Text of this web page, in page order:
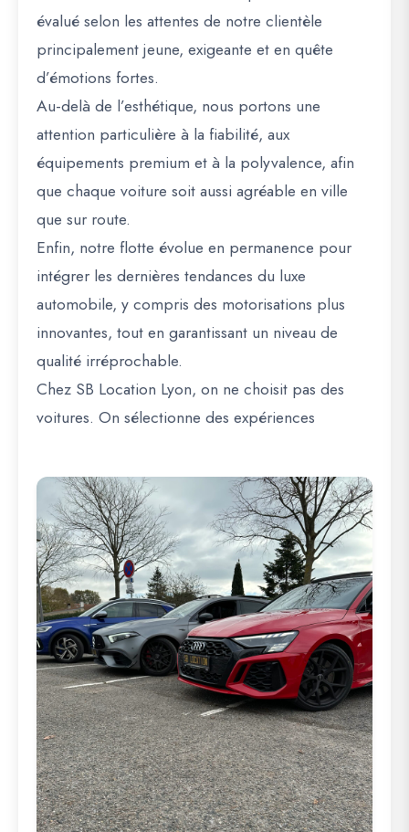
évalué selon les attentes de notre clientèle
principalement jeune, exigeante et en quête
d’émotions fortes.
Au-delà de l’esthétique, nous portons une
attention particulière à la fiabilité, aux
équipements premium et à la polyvalence, afin
que chaque voiture soit aussi agréable en ville
que sur route.
Enfin, notre flotte évolue en permanence pour
intégrer les dernières tendances du luxe
automobile, y compris des motorisations plus
innovantes, tout en garantissant un niveau de
qualité irréprochable.
Chez SB Location Lyon, on ne choisit pas des
voitures. On sélectionne des expériences